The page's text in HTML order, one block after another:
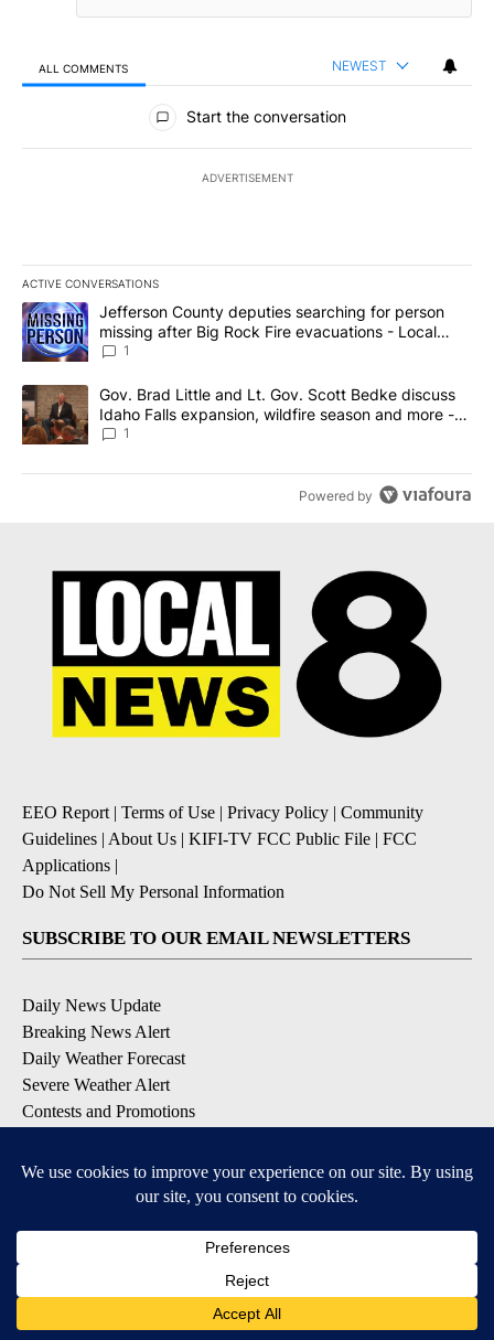
ALL COMMENTS NEWEST
All Comments
Start the conversation
ADVERTISEMENT
ACTIVE CONVERSATIONS
The following is a list of the most commented articles in the last
A trending article titled "Jefferson County deputies searching
Jefferson County deputies searching for person
missing after Big Rock Fire evacuations - Local
News 8
1
A trending article titled "Gov. Brad Little and Lt. Gov. Scott
Gov. Brad Little and Lt. Gov. Scott Bedke discuss
Idaho Falls expansion, wildfire season and more -
Local News 8
1
Powered by
EEO Report | Terms of Use | Privacy Policy | Community
Guidelines | About Us | KIFI-TV FCC Public File | FCC
Applications |
Do Not Sell My Personal Information
SUBSCRIBE TO OUR EMAIL NEWSLETTERS
Daily News Update
Breaking News Alert
Daily Weather Forecast
Severe Weather Alert
Contests and Promotions